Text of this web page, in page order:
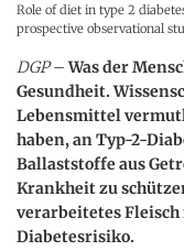
Role of diet in type 2
prospective observational
DGP–Was der
Gesundheit.
Lebensmittel
haben, an Typ-2-
Ballaststoffe aus
Krankheit zu
verarbeitetes
Diabetesrisiko.